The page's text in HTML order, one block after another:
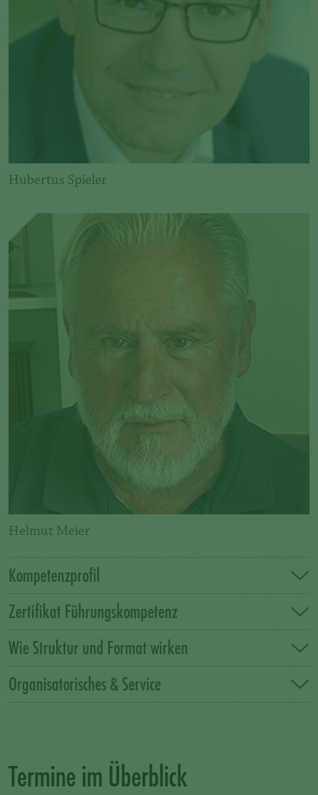
Hubertus Spieler
Helmut Meier
Kompetenzprofil
Zertifikat Führungskompetenz
Wie Struktur und Format wirken
Organisatorisches & Service
Termine im Überblick